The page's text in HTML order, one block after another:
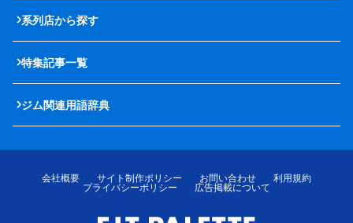
系列店から探す
特集記事一覧
ジム関連用語辞典
会社概要 サイト制作ポリシー お問い合わせ
利用規約
プライバシーポリシー
広告掲載について